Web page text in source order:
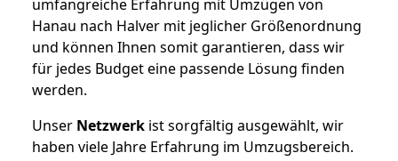
umfangreiche Erfahrung mit Umzügen von
Hanau nach Halver mit jeglicher Größenordnung
und können Ihnen somit garantieren, dass wir
für jedes Budget eine passende Lösung finden
werden.
Unser Netzwerk ist sorgfältig ausgewählt, wir
haben viele Jahre Erfahrung im Umzugsbereich.